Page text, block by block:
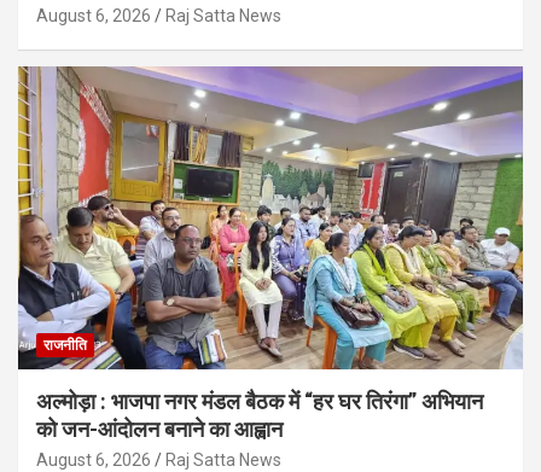
August 6, 2026 Raj Satta News
राजनीति
अल्मोड़ा : भाजपा नगर मंडल बैठक में “हर घर तिरंगा” अभियान
को जन-आंदोलन बनाने का आह्वान
August 6, 2026 Raj Satta News